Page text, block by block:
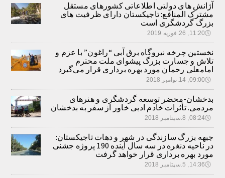
آژانش های دولتی اطلاعاتی کشورهای مستقل
مشترک المنافع: تاجیکستان دارای ظرفیت های
بزرگ گردشگری است
🕔11:20, 26.فوریه 2019
نخستین چرخه نیروگاه برق آبی “راغون” با عزم و
تلاش و جسارت بزرگ پیشوای ملت محترم
امامعلی رحمان مورد بهره برداری قرار می‌گیرد
🕔09:00, 14.نوامبر 2018
بدخشان-محضر توسعه گردشگری و هنرهای
مردمی. تأثرات خادم ادبی خاور از سفر به بدخشان
🕔08:24, 8.سپتامبر 2018
جبهه بزرگ سازندگی در شهر و دهات تاجیکستان:
در ناحیه دنغره در سه سال آینده 190 پروژه جشنی
مورد بهره برداری قرار خواهد گرفت
🕔14:36, 5.سپتامبر 2018